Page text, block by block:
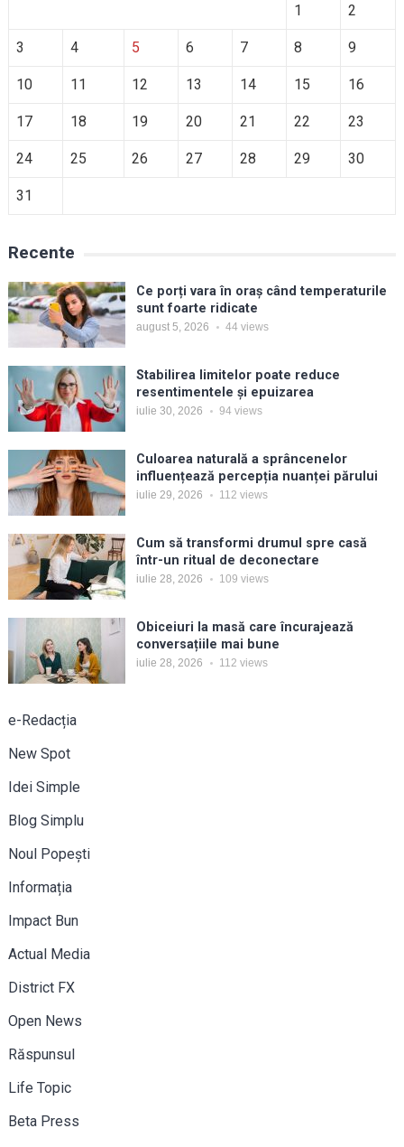
1 2
3 4 5 6 7 8 9
10 11 12 13 14 15 16
17 18 19 20 21 22 23
24 25 26 27 28 29 30
31
Recente
Ce porți vara în oraș când temperaturile
sunt foarte ridicate
august 5, 2026 44 views
Stabilirea limitelor poate reduce
resentimentele și epuizarea
iulie 30, 2026 94 views
Culoarea naturală a sprâncenelor
influențează percepția nuanței părului
iulie 29, 2026 112 views
Cum să transformi drumul spre casă
într-un ritual de deconectare
iulie 28, 2026 109 views
Obiceiuri la masă care încurajează
conversațiile mai bune
iulie 28, 2026 112 views
e-Redacția
New Spot
Idei Simple
Blog Simplu
Noul Popești
Informația
Impact Bun
Actual Media
District FX
Open News
Răspunsul
Life Topic
Beta Press